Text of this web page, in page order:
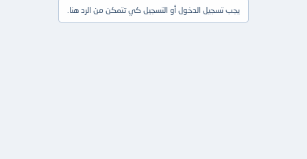
يجب تسجيل الدخول أو التسجيل كي تتمكن من الرد هنا.